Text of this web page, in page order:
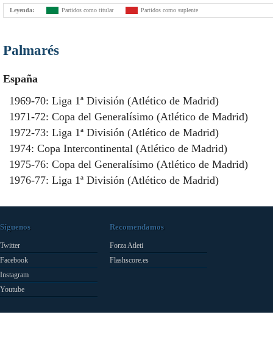
Leyenda: Partidos como titular Partidos como suplente
Palmarés
España
1969-70: Liga 1ª División (Atlético de Madrid)
1971-72: Copa del Generalísimo (Atlético de Madrid)
1972-73: Liga 1ª División (Atlético de Madrid)
1974: Copa Intercontinental (Atlético de Madrid)
1975-76: Copa del Generalísimo (Atlético de Madrid)
1976-77: Liga 1ª División (Atlético de Madrid)
Síguenos
Twitter
Facebook
Instagram
Youtube
Recomendamos
Forza Atleti
Flashscore.es